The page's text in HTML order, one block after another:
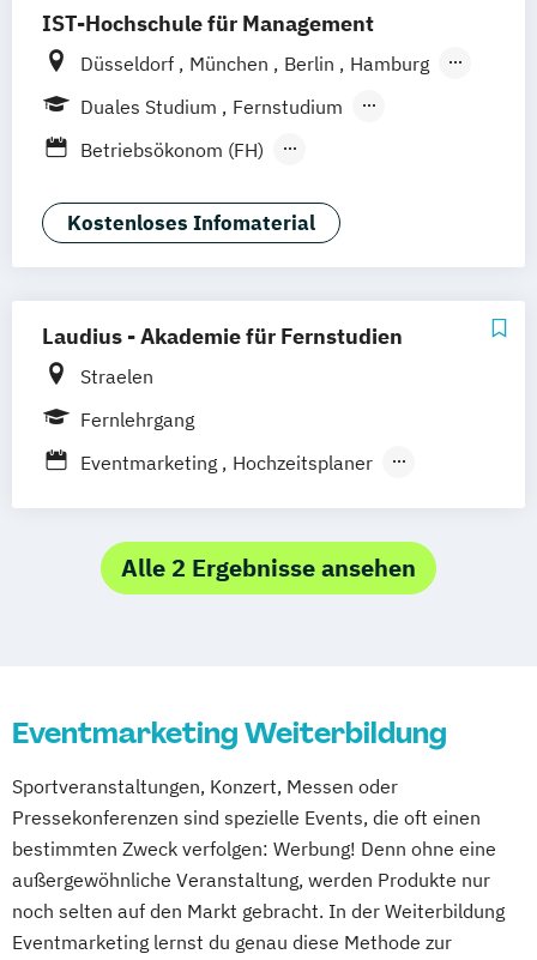
IST-Hochschule für Management
Düsseldorf München Berlin
Hamburg
Weil am Rhein
Frankfurt am Main
Duales Studium
Fernstudium
Fernlehrgang
Betriebsökonom (FH)
Kommunikation & Eventmanagement
(Fernstudium)
Kommunikation & Medienmanagement
Kommunikation & Medienmanagement
(duales Studium)
Kommunikationsmanagement
Studium)
Marketing
Veranstaltungsökonom (FH)
Kostenloses Infomaterial
Laudius - Akademie für Fernstudien
Straelen
Fernlehrgang
Eventmarketing
Hochzeitsplaner
Alle 2 Ergebnisse ansehen
Eventmarketing Weiterbildung
Sportveranstaltungen, Konzert, Messen oder
Pressekonferenzen sind spezielle Events, die oft einen
bestimmten Zweck verfolgen: Werbung! Denn ohne eine
außergewöhnliche Veranstaltung, werden Produkte nur
noch selten auf den Markt gebracht. In der Weiterbildung
Eventmarketing lernst du genau diese Methode zur